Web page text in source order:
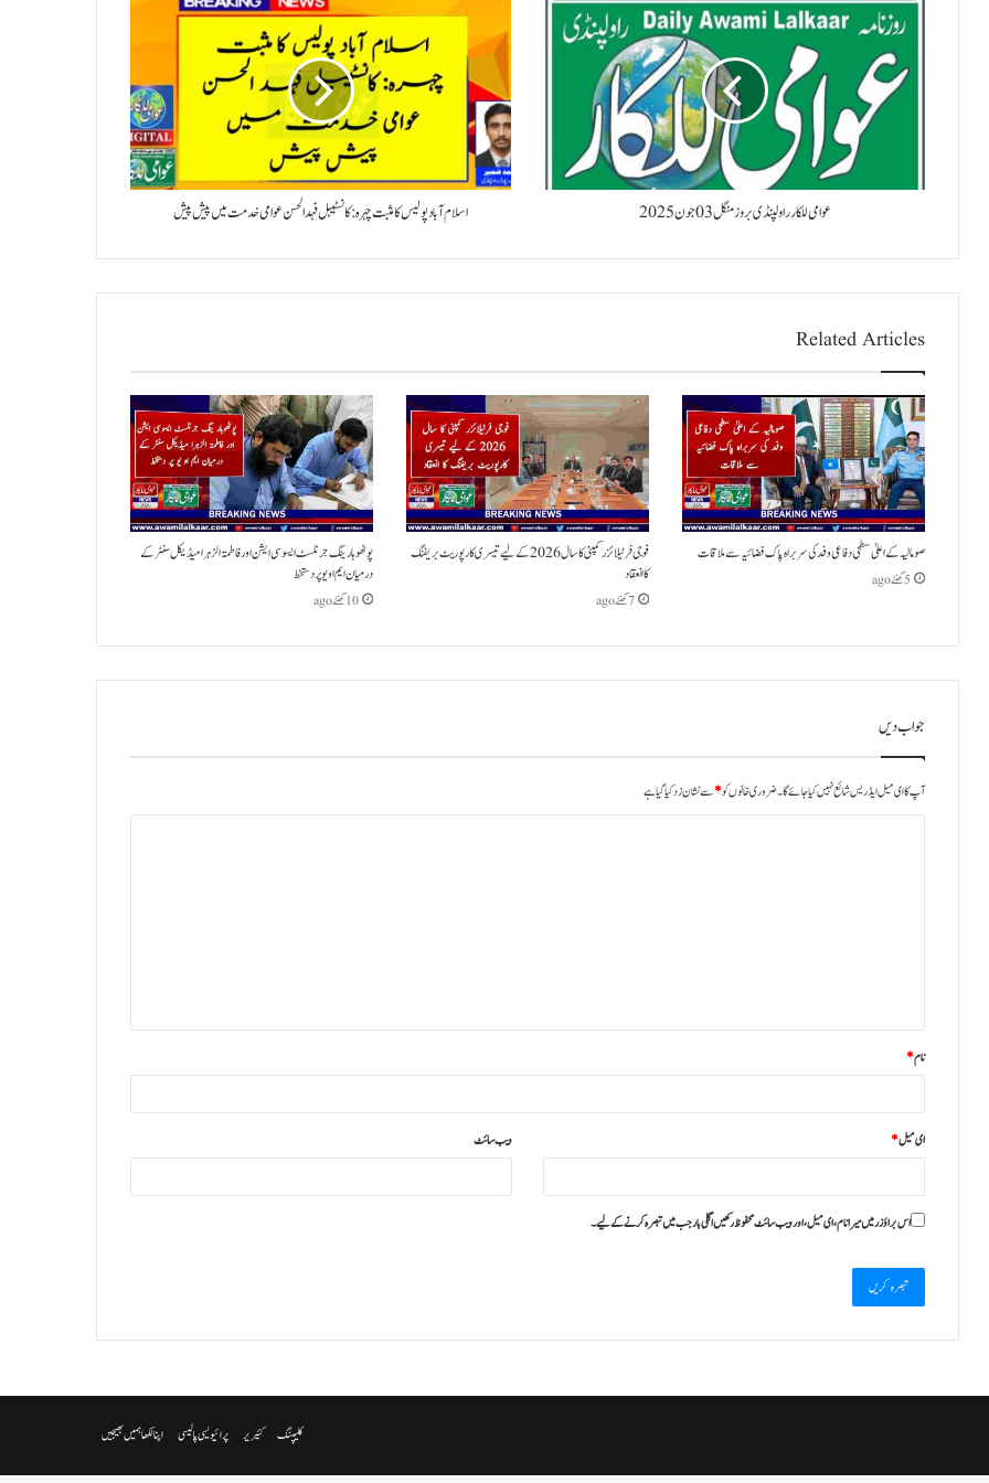
عوامی للکار راولپنڈی بروز منگل 03 جون 2025 اسلام آباد پولیس کا مثبت چہرہ: کانسٹیبل فہد الحسن عوامی خدمت میں پیش پیش
Related Articles
صومالیہ کے اعلیٰ سطحی دفاعی وفد کی سربراہ پاک فضائیہ سے ملاقات
5 گھنٹے ago
فوجی فرٹیلائزر کمپنی کا سال 2026 کے لیے تیسری کارپوریٹ بریفنگ
کا انعقاد
7 گھنٹے ago
پوٹھوہار ینگ جرنلسٹ ایسوسی ایشن اور فاطمتہ الزہرا میڈیکل سنٹر کے
درمیان ایم او یو پر دستخط
10 گھنٹے ago
جواب دیں
آپ کا ای میل ایڈریس شائع نہیں کیا جائے گا۔ضروری خانوں کو*سے نشان زد کیا گیا ہے
نام*
ای میل* ویب‌ سائٹ
اس براؤزر میں میرا نام، ای میل، اور ویب سائٹ محفوظ رکھیں اگلی بار جب میں تبصرہ کرنے کےلیے۔
کلیپنگ کئیریر پرائیویسی پالیسی اپنا لکھا ہمیں بھیجیں